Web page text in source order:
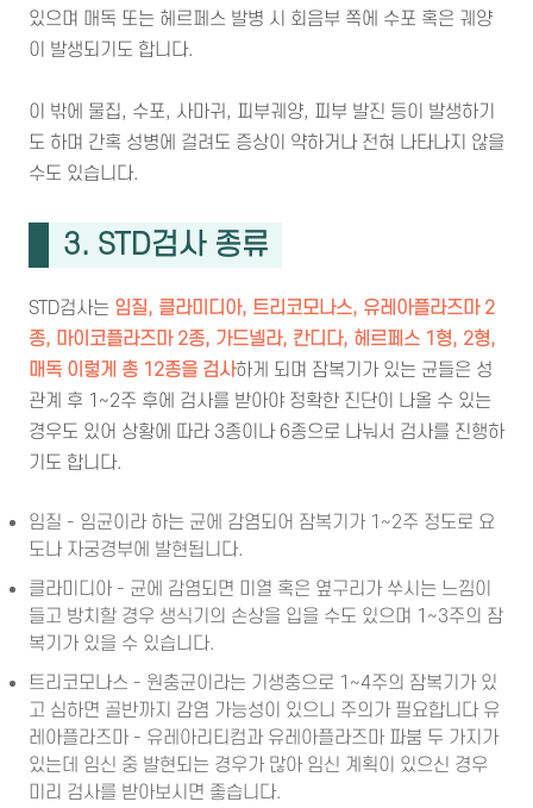
있으며 매독 또는 헤르페스 발병 시 회음부 쪽에 수포 혹은 궤양
이 발생되기도 합니다.
이 밖에 물집, 수포, 사마귀, 피부궤양, 피부 발진 등이 발생하기
도 하며 간혹 성병에 걸려도 증상이 약하거나 전혀 나타나지 않을
수도 있습니다.
3. STD검사 종류
STD검사는 임질, 클라미디아, 트리코모나스, 유레아플라즈마 2
종, 마이코플라즈마 2종, 가드넬라, 칸디다, 헤르페스 1형, 2형,
매독 이렇게 총 12종을 검사하게 되며 잠복기가 있는 균들은 성
관계 후 1~2주 후에 검사를 받아야 정확한 진단이 나올 수 있는
경우도 있어 상황에 따라 3종이나 6종으로 나눠서 검사를 진행하
기도 합니다.
임질 - 임균이라 하는 균에 감염되어 잠복기가 1~2주 정도로 요
도나 자궁경부에 발현됩니다.
클라미디아 - 균에 감염되면 미열 혹은 옆구리가 쑤시는 느낌이
들고 방치할 경우 생식기의 손상을 입을 수도 있으며 1~3주의 잠
복기가 있을 수 있습니다.
트리코모나스 - 원충균이라는 기생충으로 1~4주의 잠복기가 있
고 심하면 골반까지 감염 가능성이 있으니 주의가 필요합니다 유
레아플라즈마 - 유레아리티컴과 유레아플라즈마 파붐 두 가지가
있는데 임신 중 발현되는 경우가 많아 임신 계획이 있으신 경우
미리 검사를 받아보시면 좋습니다.